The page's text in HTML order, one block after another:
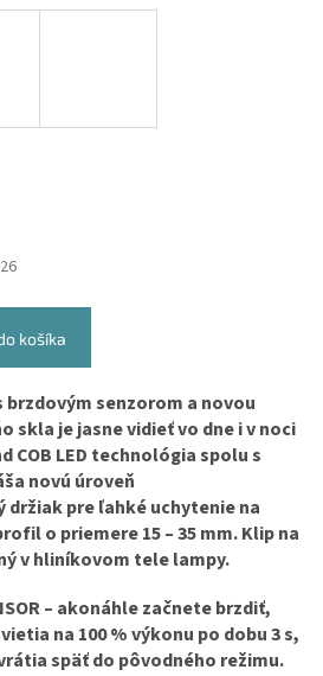
košíka
brzdovým senzorom a novou
skla je jasne vidieť vo dne i v noci
COB LED technológia spolu s
novú úroveň
pre ľahké uchytenie na
o priemere 15 – 35 mm. Klip na
v hliníkovom tele lampy.
– akonáhle začnete brzdiť,
na 100 % výkonu po dobu 3 s,
späť do pôvodného režimu.